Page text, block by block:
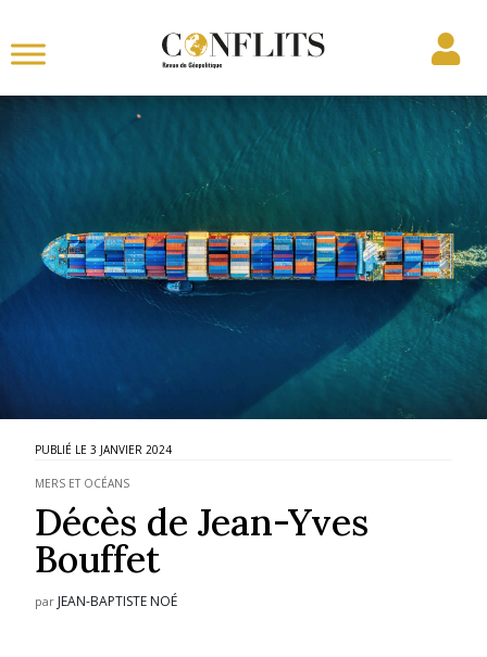
3 JANVIER 2024
MERS ET OCÉANS
Décès de Jean-Yves
Bouffet
par JEAN-BAPTISTE NOÉ